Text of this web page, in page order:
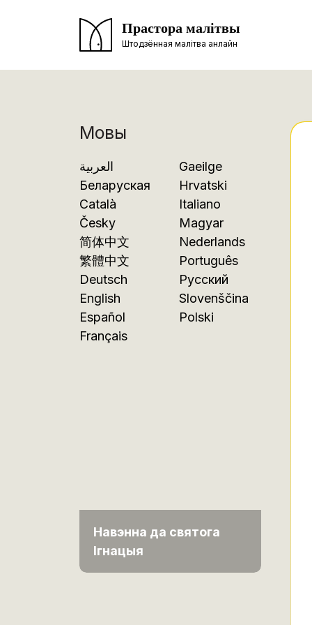
Прастора малітвы
Штодзённая малітва анлайн
Мовы
العربية
Беларуская
Català
Česky
简体中文
繁體中文
Deutsch
English
Español
Français
Gaeilge
Hrvatski
Italiano
Magyar
Nederlands
Português
Русский
Slovenščina
Polski
Навэнна да святога
Ігнацыя